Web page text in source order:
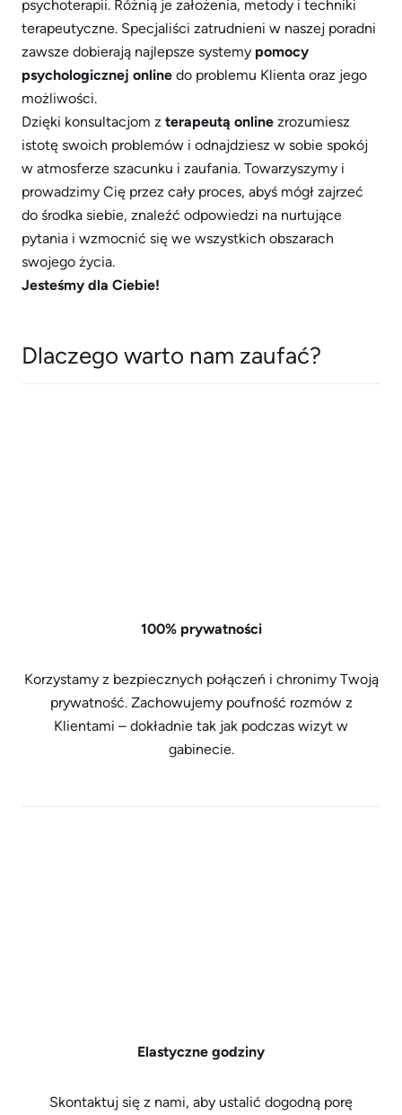
psychoterapii. Różnią je założenia, metody i techniki
terapeutyczne. Specjaliści zatrudnieni w naszej poradni
zawsze dobierają najlepsze systemy pomocy
psychologicznej online do problemu Klienta oraz jego
możliwości.
Dzięki konsultacjom z terapeutą online zrozumiesz
istotę swoich problemów i odnajdziesz w sobie spokój
w atmosferze szacunku i zaufania. Towarzyszymy i
prowadzimy Cię przez cały proces, abyś mógł zajrzeć
do środka siebie, znaleźć odpowiedzi na nurtujące
pytania i wzmocnić się we wszystkich obszarach
swojego życia.
Jesteśmy dla Ciebie!
Dlaczego warto nam zaufać?
100% prywatności
Korzystamy z bezpiecznych połączeń i chronimy Twoją
prywatność. Zachowujemy poufność rozmów z
Klientami – dokładnie tak jak podczas wizyt w
gabinecie.
Elastyczne godziny
Skontaktuj się z nami, aby ustalić dogodną porę